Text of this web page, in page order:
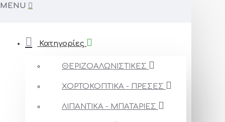
MENU
Κατηγορίες
ΘΕΡΙΖΟΑΛΩΝΙΣΤΙΚΕΣ
ΧΟΡΤΟΚΟΠΤΙΚΑ - ΠΡΕΣΕΣ
ΛΙΠΑΝΤΙΚΑ - ΜΠΑΤΑΡΙΕΣ